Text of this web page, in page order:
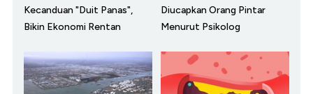
Kecanduan "Duit Panas",
Bikin Ekonomi Rentan
Diucapkan Orang Pintar
Menurut Psikolog